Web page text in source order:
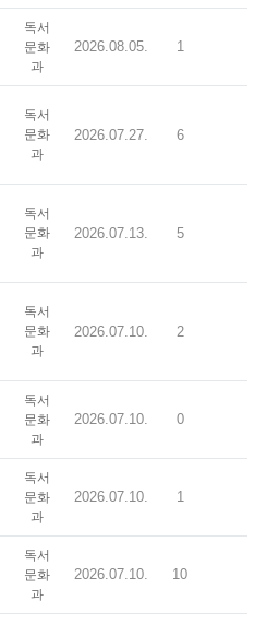
독서
문화
과
2026.08.05. 1
독서
문화
과
2026.07.27. 6
독서
문화
과
2026.07.13. 5
독서
문화
과
2026.07.10. 2
독서
문화
과
2026.07.10. 0
독서
문화
과
2026.07.10. 1
독서
문화
과
2026.07.10. 10